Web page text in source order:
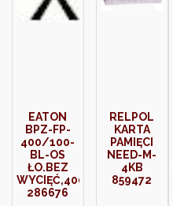
EATON
BPZ-FP-
400/100-
BL-OS
ŁO.BEZ
WYCIĘĆ,400MM
286676
RELPOL
KARTA
PAMIĘCI
NEED-M-
4KB
859472